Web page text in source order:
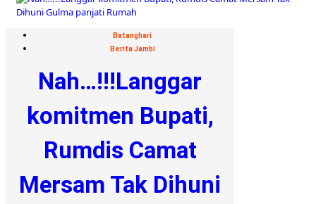
Batanghari
Berita Jambi
Nah…!!!Langgar
komitmen Bupati,
Rumdis Camat
Mersam Tak Dihuni